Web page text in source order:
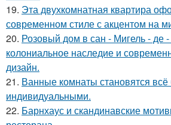
19. Эта двухкомнатная квартира
современном стиле с акцентом на
20. Розовый дом в сан - Мигель - де
колониальное наследие и
дизайн.
21. Ванные комнаты становятся
индивидуальными.
22. Барнхаус и скандинавские